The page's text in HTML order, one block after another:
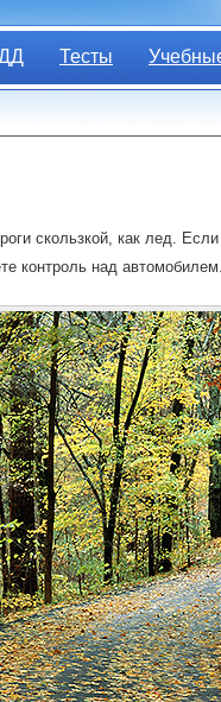
Тесты
скользкой, как лед.
контроль над автомобилем.